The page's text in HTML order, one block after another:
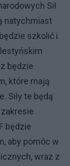
Sił
natychmiast
szkolić i
będzie
które mają
Siły te będą
będzie
aby pomóc w
wraz z